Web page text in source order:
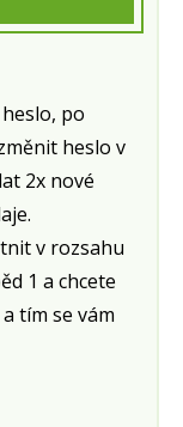
po
heslo v
2x nové
v rozsahu
1 a chcete
tím se vám